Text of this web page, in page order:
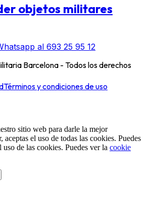
objetos militares
al 693 25 95 12
Barcelona - Todos los derechos
Términos y condiciones de uso
sitio web para darle la mejor
aceptas el uso de todas las cookies. Puedes
de las cookies. Puedes ver la cookie